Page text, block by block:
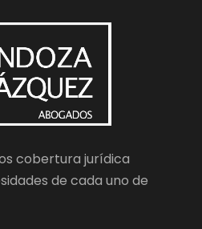
cobertura jurídica
de cada uno de